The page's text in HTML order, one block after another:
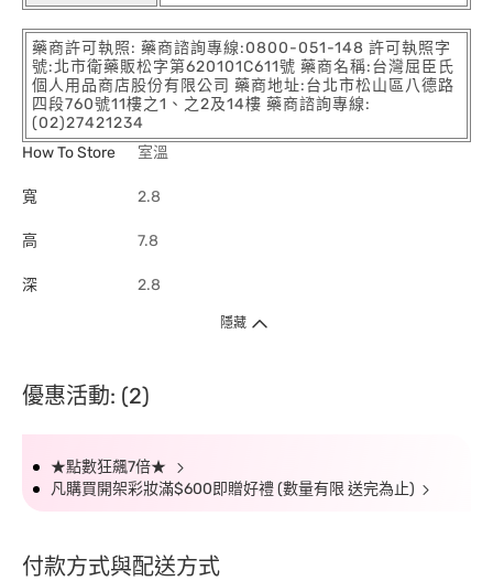
藥商許可執照: 藥商諮詢專線:0800-051-148 許可執照字
號:北市衛藥販松字第620101C611號 藥商名稱:台灣屈臣氏
個人用品商店股份有限公司 藥商地址:台北市松山區八德路
四段760號11樓之1、之2及14樓 藥商諮詢專線:
(02)27421234
How To Store
室溫
寬 2.8
高 7.8
深 2.8
隱藏
優惠活動: (2)
★點數狂飆7倍★
凡購買開架彩妝滿$600即贈好禮 (數量有限 送完為止)
付款方式與配送方式